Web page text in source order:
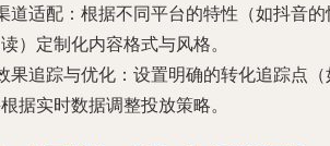
道适配 ：根据不同平台的特性（如抖音
）定制化内容格式与风格。
果追踪与优化 ：设置明确的转化追踪点
据实时数据调整投放策略。